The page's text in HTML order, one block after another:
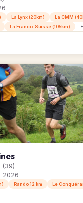
La Lynx (20km)
La CMM
La Franco-Suisse (105km)
(39)
2026
Rando 12 km Le